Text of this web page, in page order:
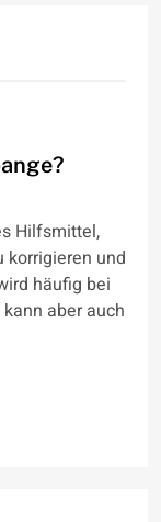
Hilfsmittel,
korrigieren und
häufig bei
aber auch